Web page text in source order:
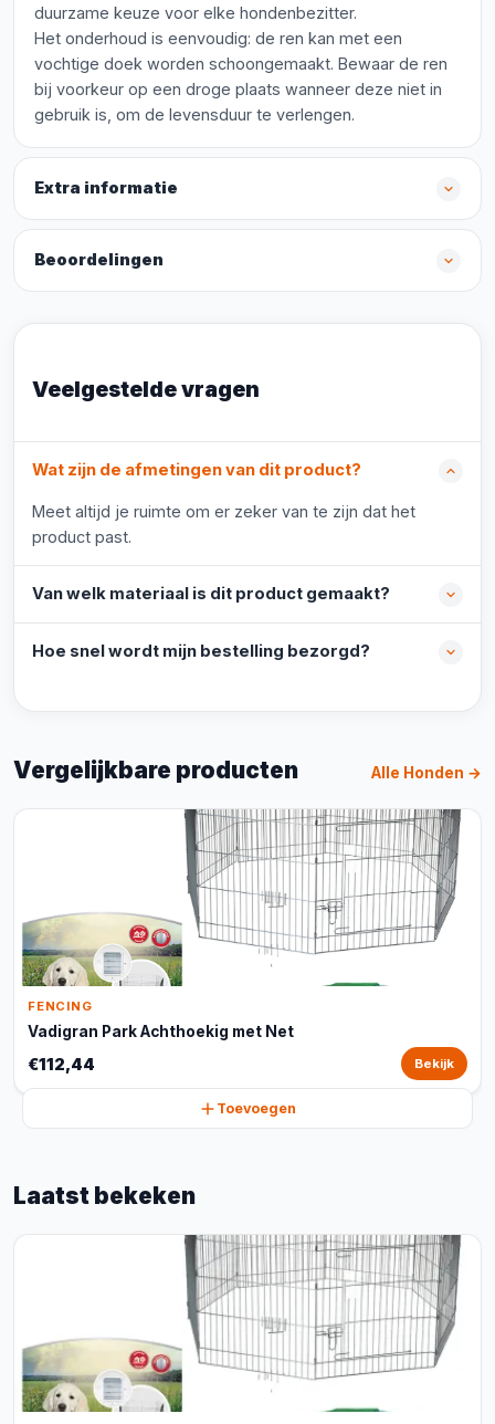
duurzame keuze voor elke hondenbezitter.
Het onderhoud is eenvoudig: de ren kan met een
vochtige doek worden schoongemaakt. Bewaar de ren
bij voorkeur op een droge plaats wanneer deze niet in
gebruik is, om de levensduur te verlengen.
Extra informatie
Beoordelingen
Veelgestelde vragen
Wat zijn de afmetingen van dit product?
Meet altijd je ruimte om er zeker van te zijn dat het
product past.
Van welk materiaal is dit product gemaakt?
Hoe snel wordt mijn bestelling bezorgd?
Vergelijkbare producten Alle Honden →
FENCING
Vadigran Park Achthoekig met Net
€112,44 Bekijk
Toevoegen
Laatst bekeken